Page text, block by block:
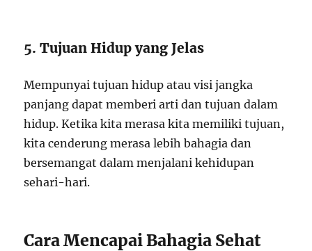
5. Tujuan Hidup yang Jelas
Mempunyai tujuan hidup atau visi jangka
panjang dapat memberi arti dan tujuan dalam
hidup. Ketika kita merasa kita memiliki tujuan,
kita cenderung merasa lebih bahagia dan
bersemangat dalam menjalani kehidupan
sehari-hari.
Cara Mencapai Bahagia Sehat